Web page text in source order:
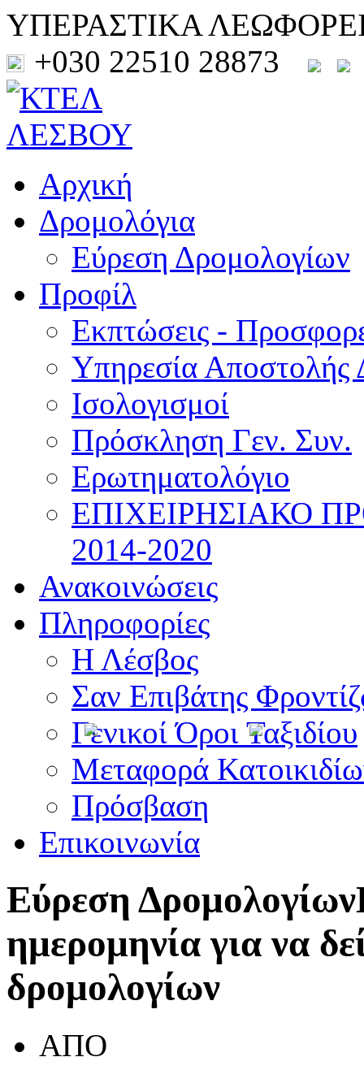
ΥΠΕΡΑΣΤΙΚΑ
+030 22510 28873
Αρχική
Δρομολόγια
Εύρεση Δρομολογίων
Προφίλ
Εκπτώσεις -
Υπηρεσία Αποστολής
Ισολογισμοί
Πρόσκληση Γεν. Συν.
Ερωτηματολόγιο
ΕΠΙΧΕΙΡΗΣΙΑΚΟ
2014-2020
Ανακοινώσεις
Πληροφορίες
Η Λέσβος
Σαν Επιβάτης
Γενικοί Όροι Ταξιδίου
Μεταφορά
Πρόσβαση
Επικοινωνία
Εύρεση Δρομολογίων
ημερομηνία για να
δρομολογίων
ΑΠΟ